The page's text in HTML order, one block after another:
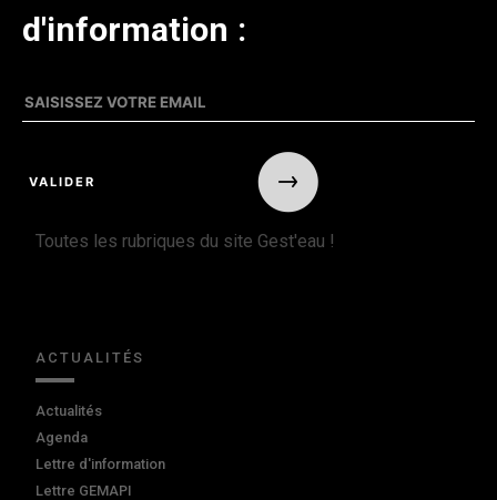
d'information :
Toutes les rubriques du site Gest'eau !
ACTUALITÉS
Actualités
Agenda
Lettre d'information
Lettre GEMAPI